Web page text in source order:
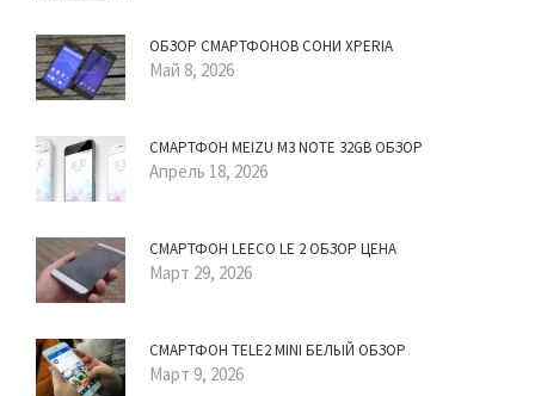
ОБЗОР СМАРТФОНОВ СОНИ XPERIA
Май 8, 2026
СМАРТФОН MEIZU M3 NOTE 32GB ОБЗОР
Апрель 18, 2026
СМАРТФОН LEECO LE 2 ОБЗОР ЦЕНА
Март 29, 2026
СМАРТФОН TELE2 MINI БЕЛЫЙ ОБЗОР
Март 9, 2026